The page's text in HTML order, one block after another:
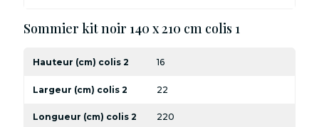
Sommier kit noir 140 x 210 cm colis 1
Hauteur (cm) colis 2 16
Largeur (cm) colis 2 22
Longueur (cm) colis 2 220